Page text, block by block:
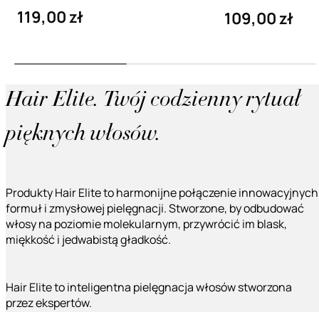
119,00 zł 109,00 zł
Hair Elite. Twój codzienny rytuał
pięknych włosów.
Produkty Hair Elite to harmonijne połączenie innowacyjnych
formuł i zmysłowej pielęgnacji. Stworzone, by odbudować
włosy na poziomie molekularnym, przywrócić im blask,
miękkość i jedwabistą gładkość.
Hair Elite to inteligentna pielęgnacja włosów stworzona
przez ekspertów.